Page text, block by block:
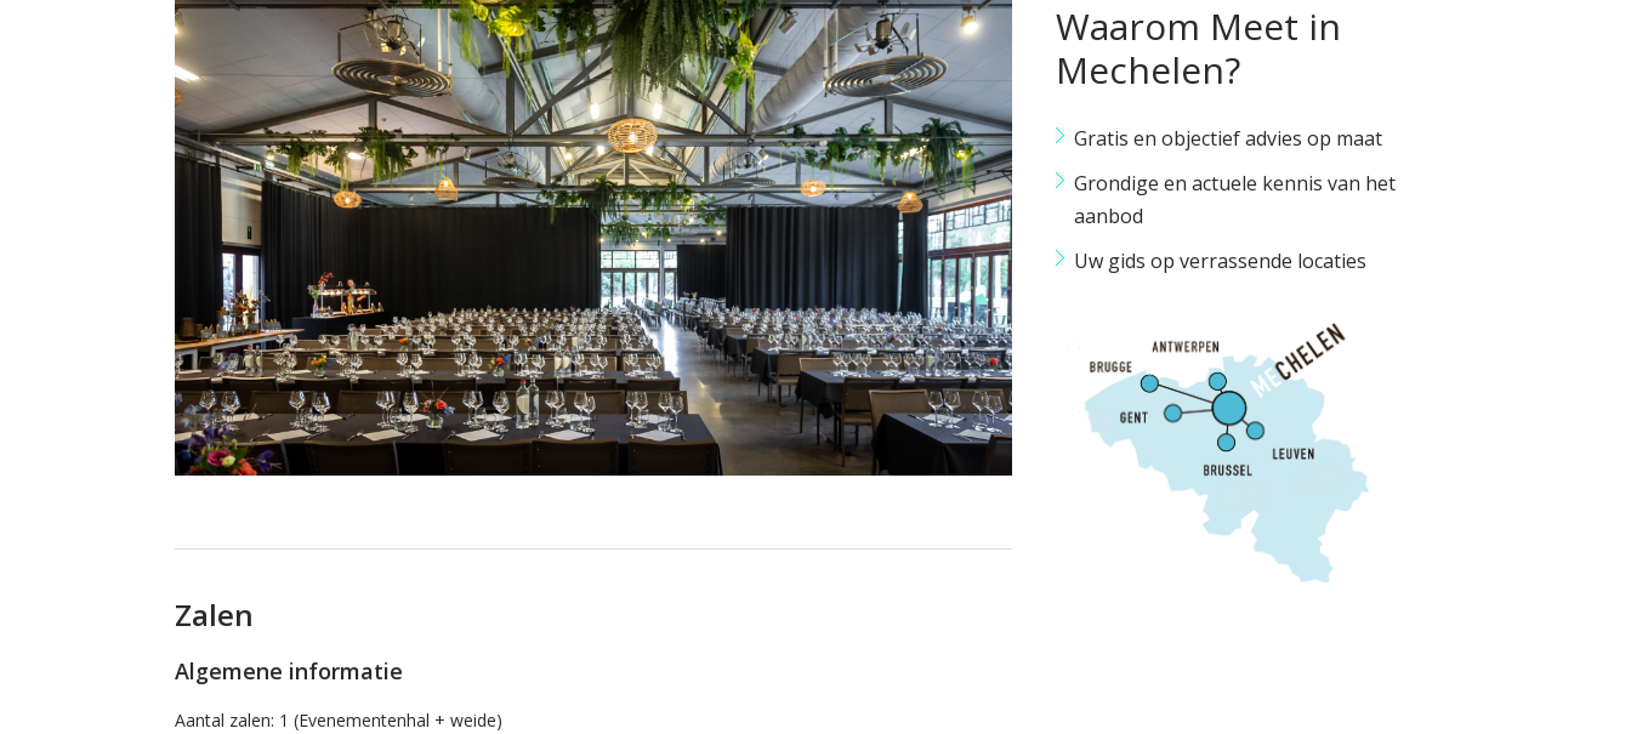
Zalen
Algemene informatie
Aantal zalen: 1 (Evenementenhal + weide)
Waarom Meet in
Mechelen?
Gratis en objectief advies op maat
Grondige en actuele kennis van het
aanbod
Uw gids op verrassende locaties